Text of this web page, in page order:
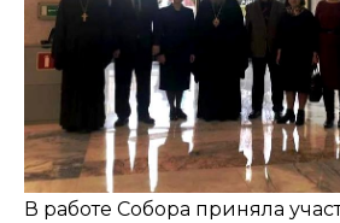
В работе Собора приняла